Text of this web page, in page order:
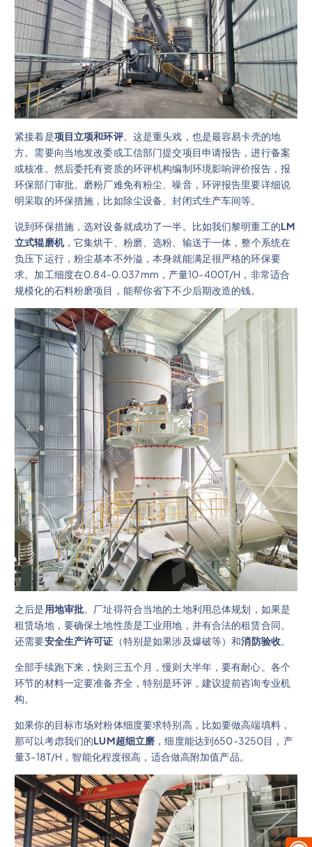
紧接着是项目立项和环评。这是重头戏，也是最容易卡壳的地
方。需要向当地发改委或工信部门提交项目申请报告，进行备案
或核准。然后委托有资质的环评机构编制环境影响评价报告，报
环保部门审批。磨粉厂难免有粉尘、噪音，环评报告里要详细说
明采取的环保措施，比如除尘设备、封闭式生产车间等。
说到环保措施，选对设备就成功了一半。比如我们黎明重工的LM
立式辊磨机，它集烘干、粉磨、选粉、输送于一体，整个系统在
负压下运行，粉尘基本不外溢，本身就能满足很严格的环保要
求。加工细度在0.84-0.037mm，产量10-400T/H，非常适合
规模化的石料粉磨项目，能帮你省下不少后期改造的钱。
之后是用地审批。厂址得符合当地的土地利用总体规划，如果是
租赁场地，要确保土地性质是工业用地，并有合法的租赁合同。
还需要安全生产许可证 （特别是如果涉及爆破等）和消防验收。
全部手续跑下来，快则三五个月，慢则大半年，要有耐心。各个
环节的材料一定要准备齐全，特别是环评，建议提前咨询专业机
构。
如果你的目标市场对粉体细度要求特别高，比如要做高端填料，
那可以考虑我们的LUM超细立磨 ，细度能达到650-3250目，产
量3-18T/H，智能化程度很高，适合做高附加值产品。